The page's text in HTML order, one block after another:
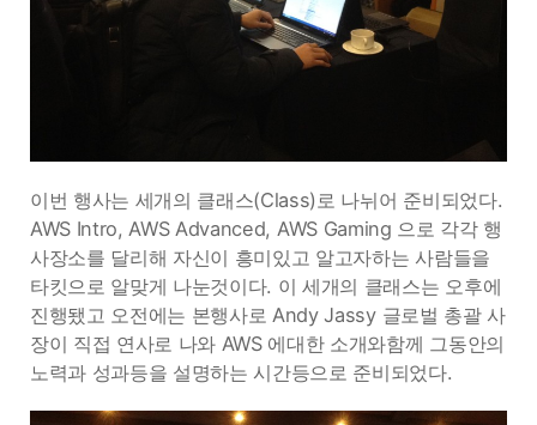
이번 행사는 세개의 클래스(Class)로 나뉘어 준비되었다.
AWS Intro, AWS Advanced, AWS Gaming 으로 각각 행
사장소를 달리해 자신이 흥미있고 알고자하는 사람들을
타킷으로 알맞게 나눈것이다. 이 세개의 클래스는 오후에
진행됐고 오전에는 본행사로Andy Jassy 글로벌 총괄 사
장이 직접 연사로 나와 AWS 에대한 소개와함께 그동안의
노력과 성과등을 설명하는 시간등으로 준비되었다.